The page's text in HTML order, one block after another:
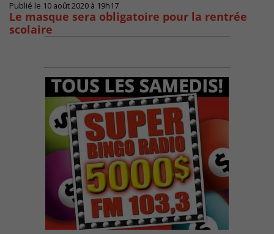
Publié le 10 août 2020 à 19h17
Le masque sera obligatoire pour la rentrée
scolaire